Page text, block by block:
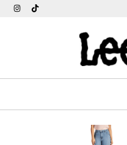
acima de R$ 399